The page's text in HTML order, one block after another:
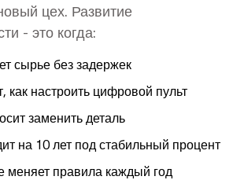
цех. Развитие
- это когда:
сырье без задержек
как настроить цифровой пульт
заменить деталь
на 10 лет под стабильный процент
меняет правила каждый год